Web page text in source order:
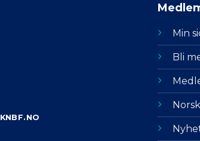
Min
Bli